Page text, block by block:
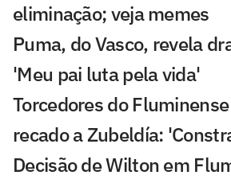
eliminação; veja memes
Puma, do Vasco, revela
'Meu pai luta pela vida'
Torcedores do
recado a Zubeldía:
Decisão de Wilton em